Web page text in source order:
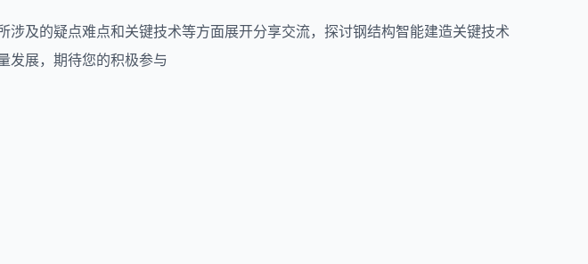
涉及的疑点难点和关键技术等方面展开分享交流，探讨钢结构智能建造关键技术
发展，期待您的积极参与